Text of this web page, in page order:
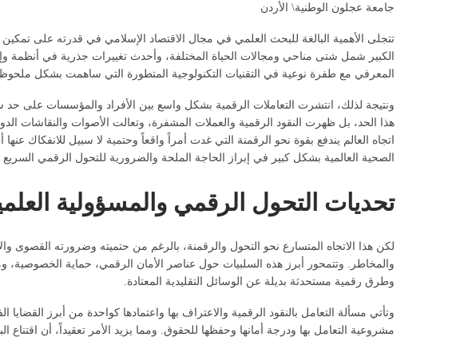
جامعة عجلون الوطنية\ الأردن
تتجلى الأهمية البالغة للبحث العلمي في مجال الاقتصاد الإسلامي في قدرته على تمكين
الكبير شمل شتى مناحي ومجالات الحياة المختلفة، وأحدث تغييرات جذرية في أنظمة
المعرفي مع طفرة نوعية في التقنيات التكنولوجية المتطورة التي ساهمت بشكل
ونتيجة لذلك، انتشرت التعاملات الرقمية بشكل واسع بين الأفراد والمؤسسات على حد
هذا الحد، بل ظهرت النقود الرقمية والعملات المشفرة، وتعالت الأصوات والنقاشات
الصحية العالمية بشكل كبير في إبراز الحاجة الملحة والضرورية للتحول الرقمي
تحديات التحول الرقمي والمسؤولية
لكن هذا الاتجاه المتسارع نحو التحول والرقمنة، بالرغم من حتميته وضرورته القصوى
والمخاطر. وتتمحور أبرز هذه السلبيات حول عناصر الأمان الرقمي، حماية الخصوصية،
وطرق رقمية مستحدثة بديلة عن الوسائل التقليدية المعتادة.
وتأتي مسألة التعامل بالنقود الرقمية والاعتراف بها واعتمادها كواحدة من أبرز
مشروعية التعامل بها ودرجة أمانها وحفظها للحقوق. ومما يزيد الأمر تعقيداً، أن